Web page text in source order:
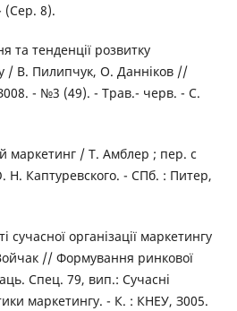
8).
та тенденції розвитку
/ B. Пилипчук, О. Данніков //
- №3 (49). - Трав.- черв. - С.
маркетинг / Т. Амблер ; пер. с
Каптуревского. - СПб. : Питер,
організації маркетингу
// Формування ринкової
Спец. 79, вип.: Сучасні
маркетингу. - К. : КНЕУ, З005.